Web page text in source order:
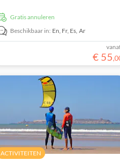
Gratis annuleren
Beschikbaar in: En, Fr, Es, Ar
€ 55,
ACTIVITEITEN